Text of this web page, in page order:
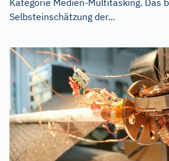
Selbsteinschätzung der...